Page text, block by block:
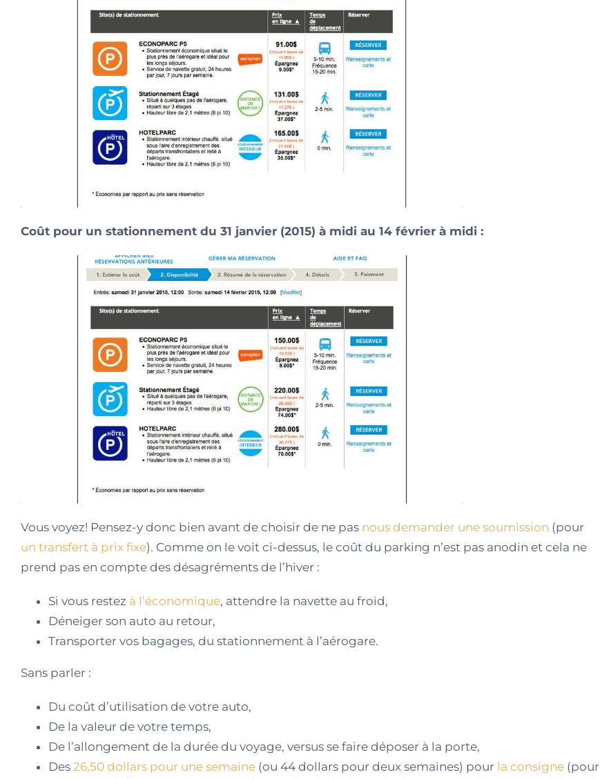
Coût pour un stationnement du 31 janvier (2015) à midi au 14 février à midi :
Vous voyez! Pensez-y donc bien avant de choisir de ne pas nous demander une soumission (pour
un transfert à prix fixe). Comme on le voit ci-dessus, le coût du parking n’est pas anodin et cela ne
prend pas en compte des désagréments de l’hiver :
Si vous restez à l’économique, attendre la navette au froid,
Déneiger son auto au retour,
Transporter vos bagages, du stationnement à l’aérogare.
Sans parler :
Du coût d’utilisation de votre auto,
De la valeur de votre temps,
De l’allongement de la durée du voyage, versus se faire déposer à la porte,
Des 26,50 dollars pour une semaine(ou 44 dollars pour deux semaines) pour la consigne(pour